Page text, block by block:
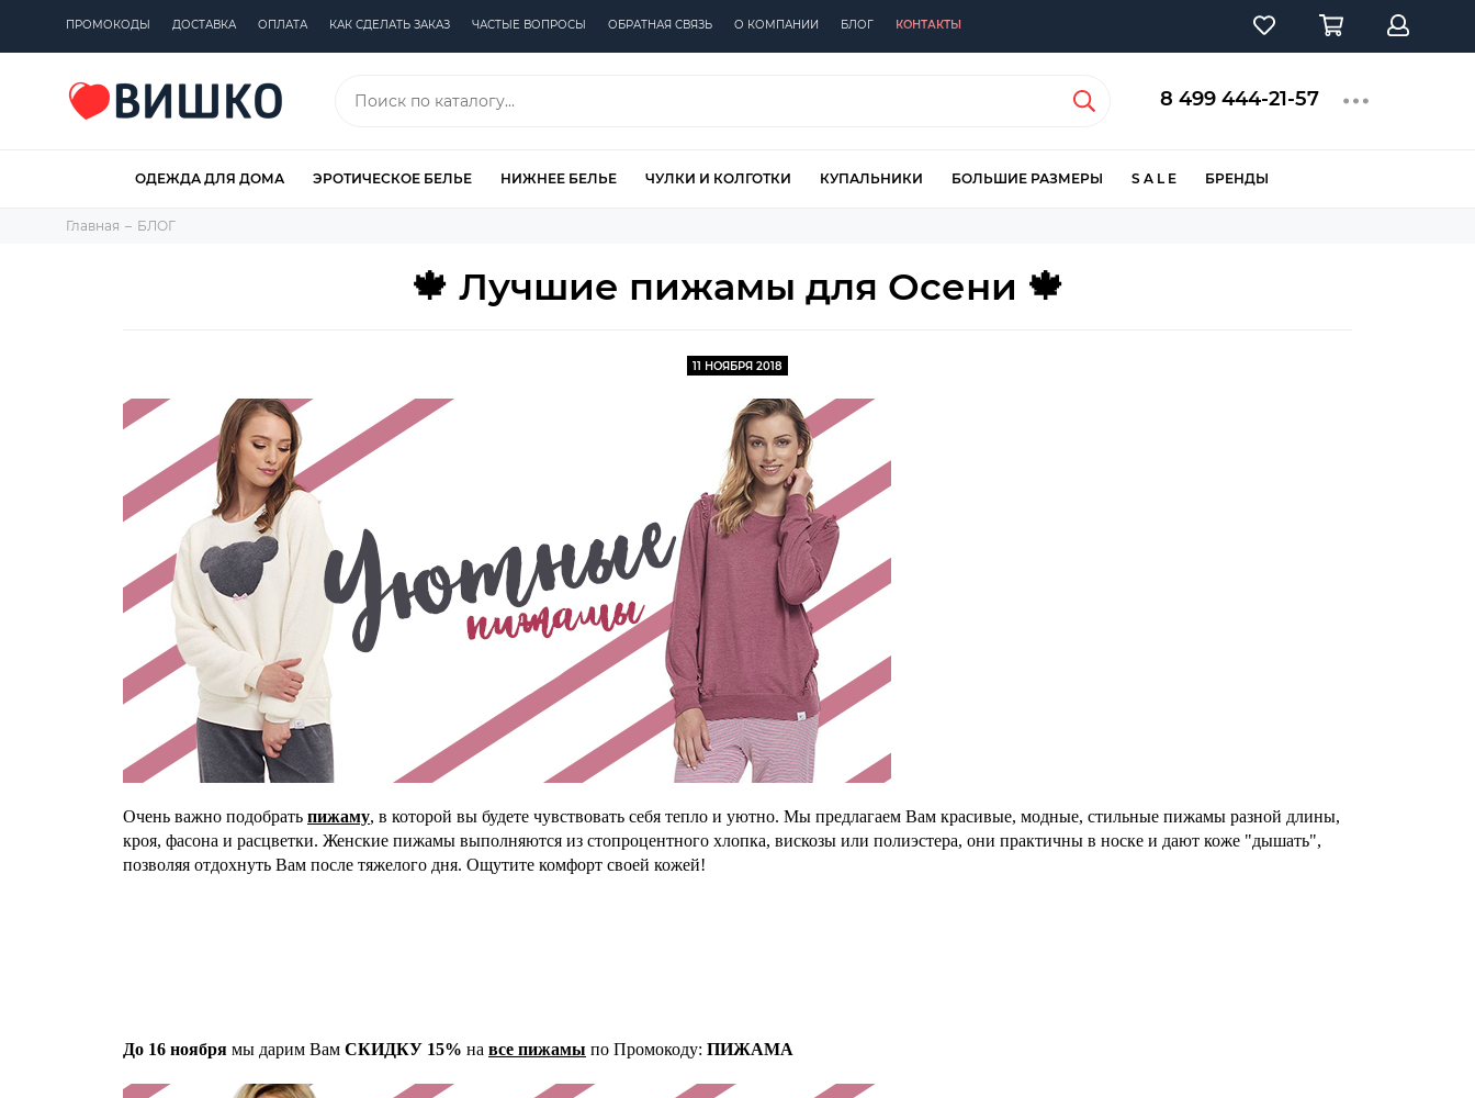
ПРОМОКОДЫ ДОСТАВКА ОПЛАТА КАК СДЕЛАТЬ ЗАКАЗ ЧАСТЫЕ ВОПРОСЫ ОБРАТНАЯ СВЯЗЬ О КОМПАНИИ БЛОГ КОНТАКТЫ
8 499 444-21-57
ОДЕЖДА ДЛЯ ДОМА ЭРОТИЧЕСКОЕ БЕЛЬЕ НИЖНЕЕ БЕЛЬЕ ЧУЛКИ И КОЛГОТКИ КУПАЛЬНИКИ БОЛЬШИЕ РАЗМЕРЫ S A L E БРЕНДЫ
Главная БЛОГ
🍁 Лучшие пижамы для Осени 🍁
11 НОЯБРЯ 2018
Очень важно подобрать пижаму, в которой вы будете чувствовать себя тепло и уютно. Мы предлагаем Вам красивые, модные, стильные пижамы разной длины,
кроя, фасона и расцветки. Женские пижамы выполняются из стопроцентного хлопка, вискозы или полиэстера, они практичны в носке и дают коже "дышать",
позволяя отдохнуть Вам после тяжелого дня. Ощутите комфорт своей кожей!
До 16 ноября мы дарим Вам СКИДКУ 15% на все пижамы по Промокоду: ПИЖАМА